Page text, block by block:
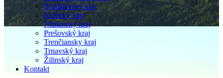
Bratislavský kraj
Košický kraj
Nitriansky kraj
Prešovský kraj
Trenčiansky kraj
Trnavský kraj
Žilinský kraj
Kontakt